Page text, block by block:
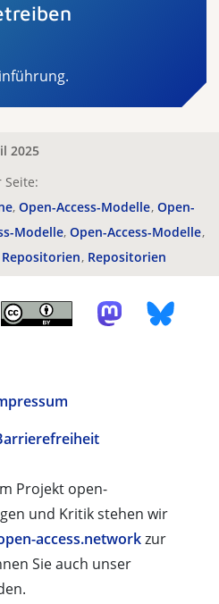
2025
Open-Access-Modelle Open-
Modelle Open-Access-Modelle
Repositorien Repositorien
Projekt open-
und Kritik stehen wir
access.networkzur
Sie auch unser